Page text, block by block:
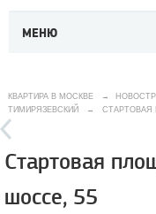
МЕНЮ
КВАРТИРА В МОСКВЕ →
ТИМИРЯЗЕВСКИЙ
→ СТАРТОВАЯ
Стартовая
шоссе, 55